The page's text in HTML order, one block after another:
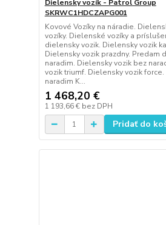
Dielensky vozík - Patrol Group
SKRWC1HDCZAPG001
Kovové Vozíky na náradie.
vozíky. Dielenské vozíky a
dielensky vozik. Dielensky vozik
Dielensky vozik prazdny. Predam
naradim. Dielensky vozik bez
vozik triumf. Dielensky vozik
naradim K...
1 468,20 €
1 193,66 € bez DPH
Pridať do